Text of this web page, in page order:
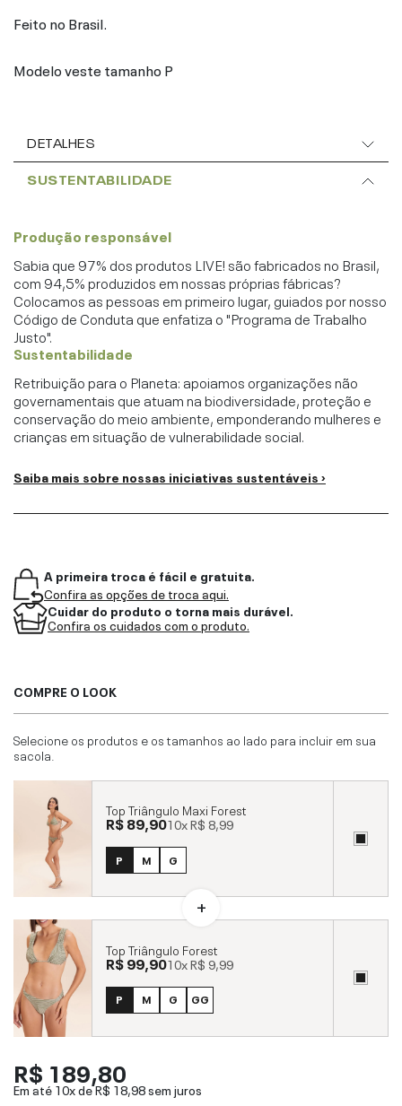
Feito no Brasil.
Modelo veste tamanho P
DETALHES
SUSTENTABILIDADE
Produção responsável
Sabia que 97% dos produtos LIVE! são fabricados no Brasil,
com 94,5% produzidos em nossas próprias fábricas?
Colocamos as pessoas em primeiro lugar, guiados por nosso
Código de Conduta que enfatiza o "Programa de Trabalho
Justo".
Sustentabilidade
Retribuição para o Planeta: apoiamos organizações não
governamentais que atuam na biodiversidade, proteção e
conservação do meio ambiente, emponderando mulheres e
crianças em situação de vulnerabilidade social.
Saiba mais sobre nossas iniciativas sustentáveis ›
A primeira troca é fácil e gratuita.
Confira as opções de troca aqui.
Cuidar do produto o torna mais durável.
Confira os cuidados com o produto.
COMPRE O LOOK
Selecione os produtos e os tamanhos ao lado para incluir em sua
sacola.
Top Triângulo Maxi Forest
R$ 89,9010xR$ 8,99
P M G
Top Triângulo Forest
R$ 99,9010xR$ 9,99
P M G GG
R$ 189,80
Em até 10x deR$ 18,98sem juros